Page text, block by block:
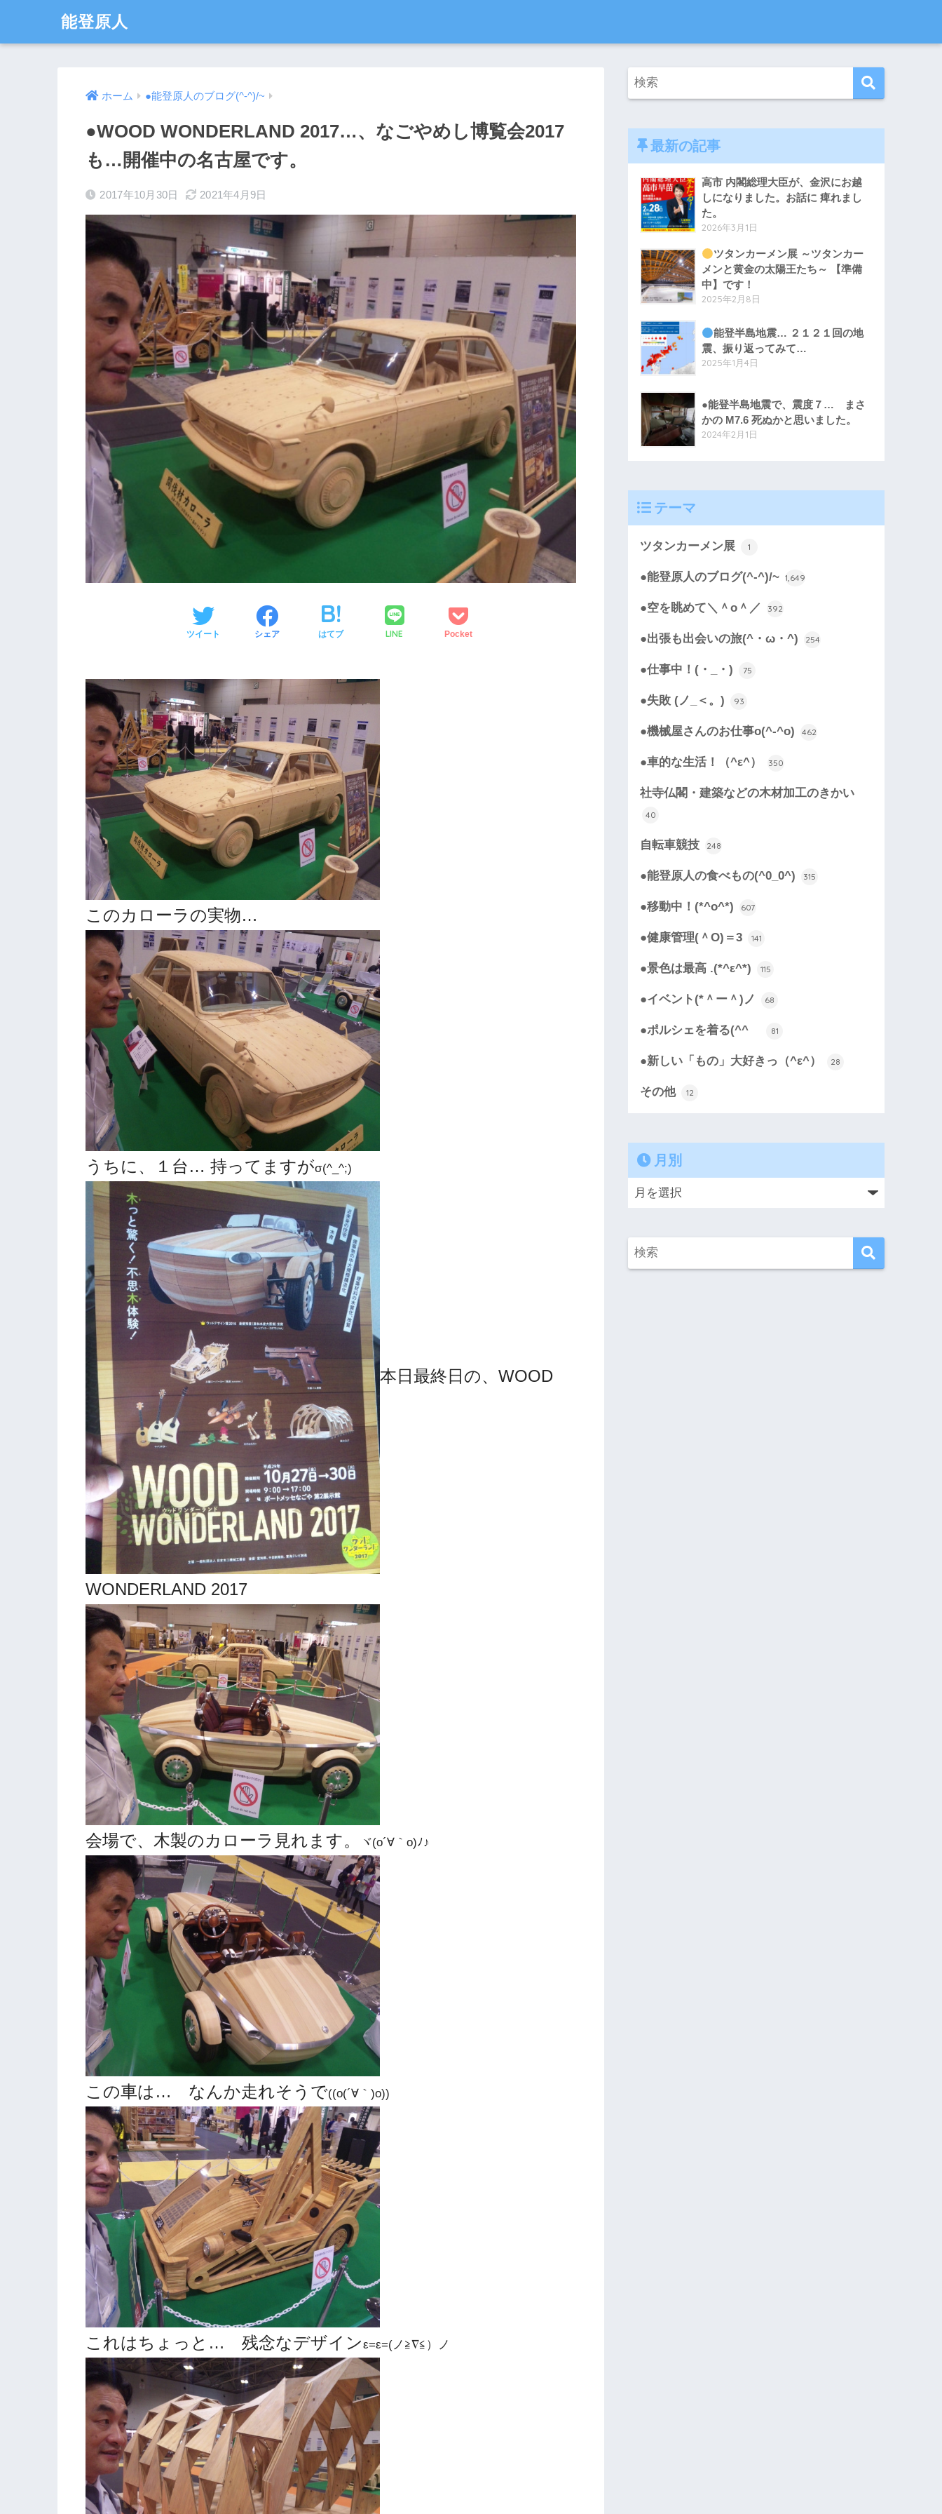
能登原人
ホーム ●能登原人のブログ(^-^)/~
●WOOD WONDERLAND 2017…、なごやめし博覧会2017
も…開催中の名古屋です。
2017年10月30日 2021年4月9日
ツイート シェア はてブ LINE Pocket
このカローラの実物…
うちに、１台… 持ってますがσ(^_^;)
本日最終日の、WOOD
WONDERLAND 2017
会場で、木製のカローラ見れます。 ヾ(o´∀｀o)ﾉ♪
この車は… なんか走れそうで((o(´∀｀)o))
これはちょっと… 残念なデザインε=ε=(ノ≧∇≦）ノ
最新の記事
高市 内閣総理大臣が、金沢にお越
しになりました。お話に 痺れまし
た。
2026年3月1日
ツタンカーメン展 ～ツタンカー
メンと黄金の太陽王たち～ 【準備
中】です！
2025年2月8日
能登半島地震… ２１２１回の地
震、振り返ってみて…
2025年1月4日
●能登半島地震で、震度７… まさ
かの M7.6 死ぬかと思いました。
2024年2月1日
テーマ
ツタンカーメン展 1
●能登原人のブログ(^-^)/~ 1,649
●空を眺めて＼＾o＾／ 392
●出張も出会いの旅(^・ω・^) 254
●仕事中！(・_・) 75
●失敗 (ノ_＜。) 93
●機械屋さんのお仕事o(^-^o) 462
●車的な生活！（^ε^） 350
社寺仏閣・建築などの木材加工のきかい
40
自転車競技 248
●能登原人の食べもの(^0_0^) 315
●移動中！(*^o^*) 607
●健康管理(＾O)＝3 141
●景色は最高 .(*^ε^*) 115
●イベント(*＾ー＾)ノ 68
●ポルシェを着る(^^ゞ 81
●新しい「もの」大好きっ（^ε^） 28
その他 12
月別